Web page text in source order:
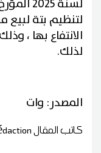
الانتفاع بها ،
لذلك.
المصدر: وات
كاتب المقال